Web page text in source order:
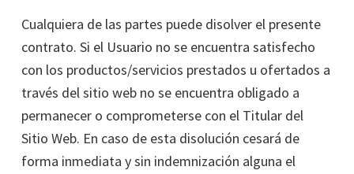
Cualquiera de las partes puede disolver el presente
contrato. Si el Usuario no se encuentra satisfecho
con los productos/servicios prestados u ofertados a
través del sitio web no se encuentra obligado a
permanecer o comprometerse con el Titular del
Sitio Web. En caso de esta disolución cesará de
forma inmediata y sin indemnización alguna el